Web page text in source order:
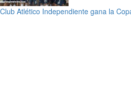
Club Atlético Independiente gana la